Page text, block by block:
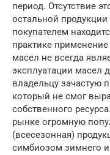
период. Отсутствие
остальной продукции
покупателем
практике
масел не всегда
эксплуатации масел
владельцу зачастую
который не смог
собственного
рынке огромную
(всесезонная)
симбиозом зимнего